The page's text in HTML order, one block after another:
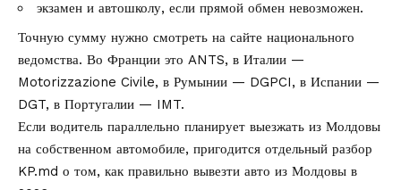
экзамен и автошколу, если прямой обмен невозможен.
Точную сумму нужно смотреть на сайте национального
ведомства. Во Франции это ANTS, в Италии —
Motorizzazione Civile, в Румынии — DGPCI, в Испании —
DGT, в Португалии — IMT.
Если водитель параллельно планирует выезжать из Молдовы
на собственном автомобиле, пригодится отдельный разбор
KP.md о том, как правильно вывезти авто из Молдовы в